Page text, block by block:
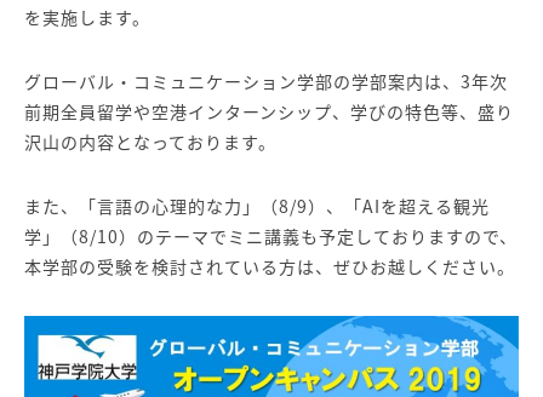
を実施します。
グローバル・コミュニケーション学部の学部案内は、3年次
前期全員留学や空港インターンシップ、学びの特色等、盛り
沢山の内容となっております。
また、「言語の心理的な力」（8/9）、「AIを超える観光
学」（8/10）のテーマでミニ講義も予定しておりますので、
本学部の受験を検討されている方は、ぜひお越しください。